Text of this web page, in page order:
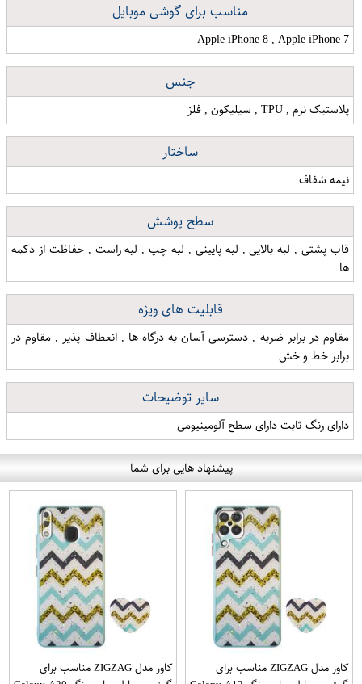
مناسب برای گوشی موبایل
Apple iPhone 8 , Apple iPhone 7
جنس
پلاستیک نرم , TPU , سیلیکون , فلز
ساختار
نیمه شفاف
سطح پوشش
قاب پشتی , لبه بالایی , لبه پایینی , لبه چپ , لبه راست , حفاظت از دکمه
ها
قابلیت های ویژه
مقاوم در برابر ضربه , دسترسی آسان به درگاه ها , انعطاف پذیر , مقاوم در
برابر خط و خش
سایر توضیحات
دارای رنگ ثابت دارای سطح آلومینیومی
پیشنهاد هایی برای شما
کاور مدل ZIGZAG مناسب برای
کاور مدل ZIGZAG مناسب برای